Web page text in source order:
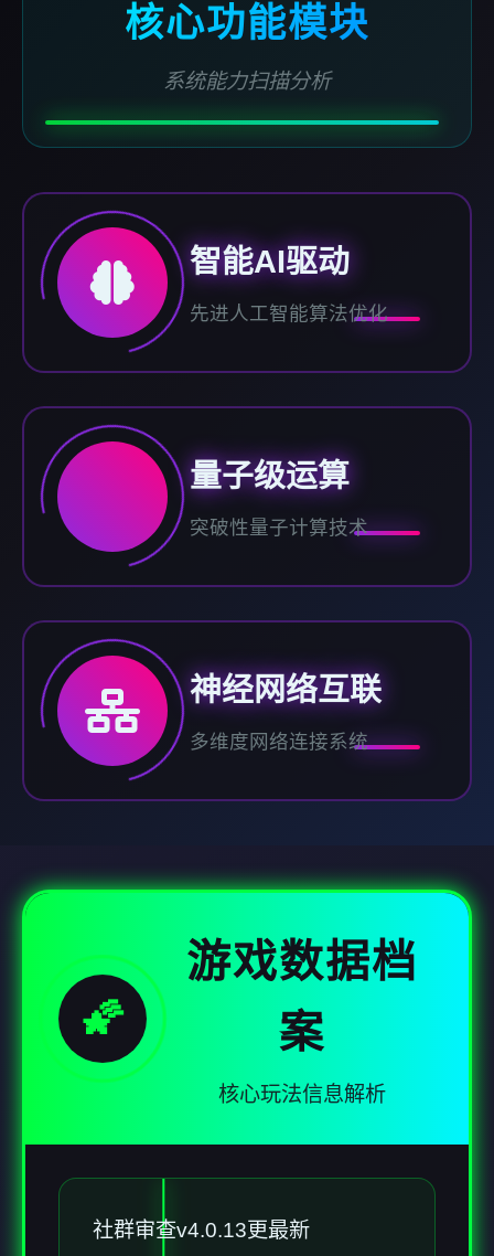
核心功能模块
系统能力扫描分析
智能AI驱动
先进人工智能算法优化
量子级运算
突破性量子计算技术
神经网络互联
多维度网络连接系统
🌠
游戏数据档
案
核心玩法信息解析
社群审查v4.0.13更最新